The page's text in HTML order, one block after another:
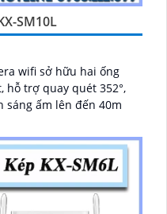
SM10L
wifi sở hữu hai ống
hỗ trợ quay quét 352°,
sáng ấm lên đến 40m